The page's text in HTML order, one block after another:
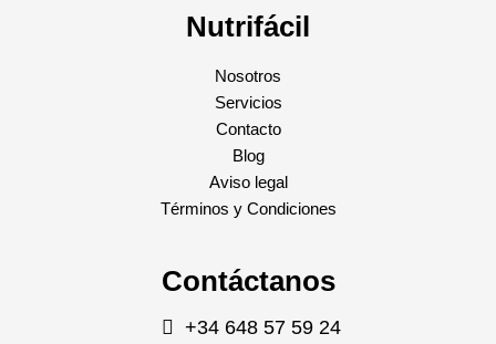
Nutrifácil
Nosotros
Servicios
Contacto
Blog
Aviso legal
Términos y Condiciones
Contáctanos
+34 648 57 59 24